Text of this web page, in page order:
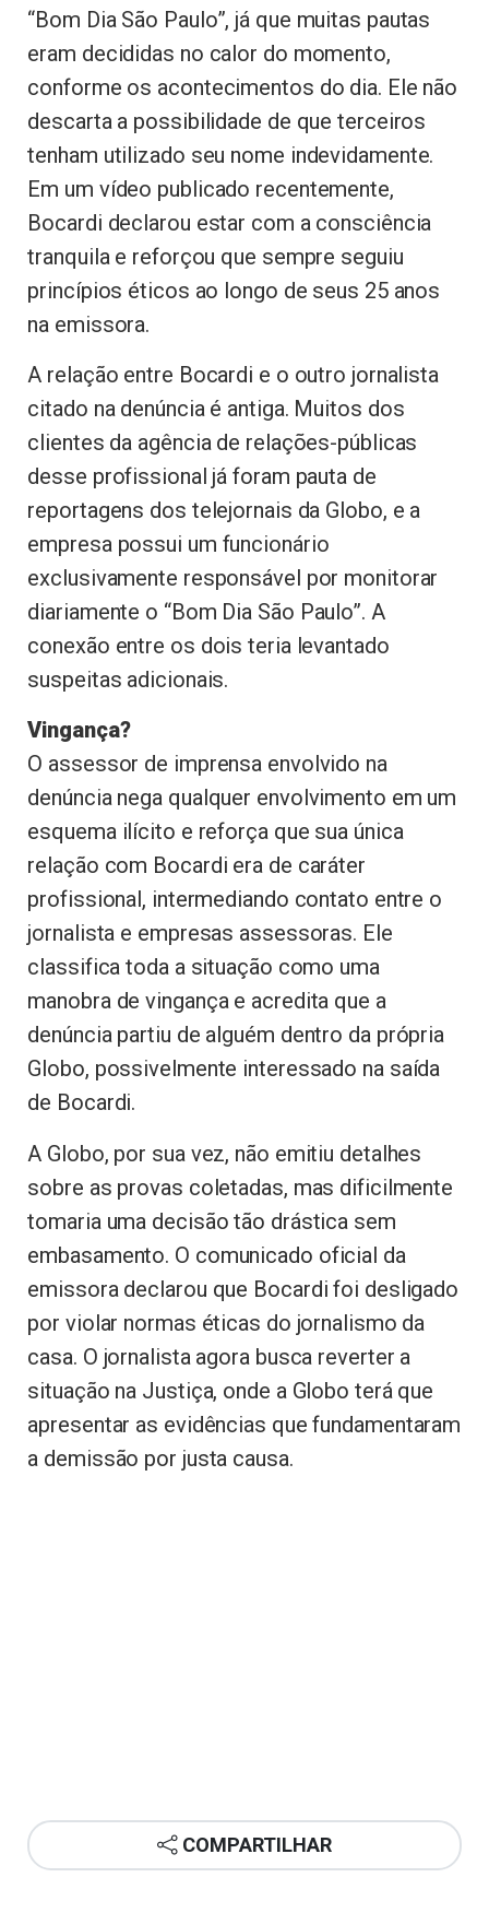
“Bom Dia São Paulo”, já que muitas pautas
eram decididas no calor do momento,
conforme os acontecimentos do dia. Ele não
descarta a possibilidade de que terceiros
tenham utilizado seu nome indevidamente.
Em um vídeo publicado recentemente,
Bocardi declarou estar com a consciência
tranquila e reforçou que sempre seguiu
princípios éticos ao longo de seus 25 anos
na emissora.
A relação entre Bocardi e o outro jornalista
citado na denúncia é antiga. Muitos dos
clientes da agência de relações-públicas
desse profissional já foram pauta de
reportagens dos telejornais da Globo, e a
empresa possui um funcionário
exclusivamente responsável por monitorar
diariamente o “Bom Dia São Paulo”. A
conexão entre os dois teria levantado
suspeitas adicionais.
Vingança?
O assessor de imprensa envolvido na
denúncia nega qualquer envolvimento em um
esquema ilícito e reforça que sua única
relação com Bocardi era de caráter
profissional, intermediando contato entre o
jornalista e empresas assessoras. Ele
classifica toda a situação como uma
manobra de vingança e acredita que a
denúncia partiu de alguém dentro da própria
Globo, possivelmente interessado na saída
de Bocardi.
A Globo, por sua vez, não emitiu detalhes
sobre as provas coletadas, mas dificilmente
tomaria uma decisão tão drástica sem
embasamento. O comunicado oficial da
emissora declarou que Bocardi foi desligado
por violar normas éticas do jornalismo da
casa. O jornalista agora busca reverter a
situação na Justiça, onde a Globo terá que
apresentar as evidências que fundamentaram
a demissão por justa causa.
COMPARTILHAR